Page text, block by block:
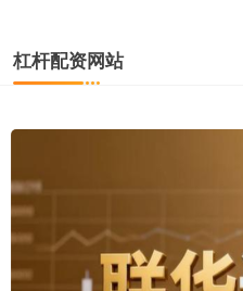
杠杆配资网站